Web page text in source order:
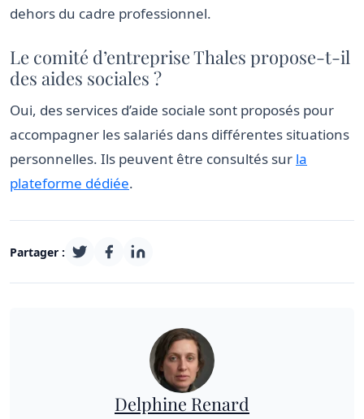
dehors du cadre professionnel.
Le comité d’entreprise Thales propose-t-il
des aides sociales ?
Oui, des services d’aide sociale sont proposés pour
accompagner les salariés dans différentes situations
personnelles. Ils peuvent être consultés sur la
plateforme dédiée.
Partager :
Delphine Renard